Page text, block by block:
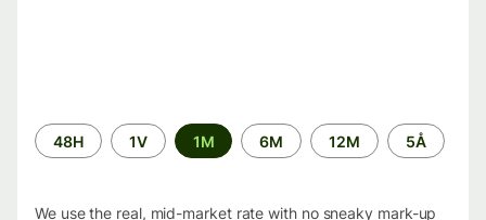
Time
period
48H 1V 1M 6M 12M 5Å
We use the real, mid-market rate with no sneaky mark-up